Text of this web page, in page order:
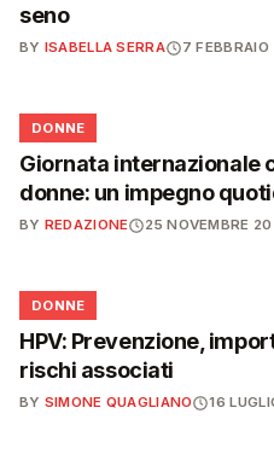
seno
BY ISABELLA SERRA 7
🌸
DONNE
Giornata internazionale
donne: un impegno
BY REDAZIONE 25 NOVEMBRE
🌸
DONNE
HPV: Prevenzione,
rischi associati
BY SIMONE QUAGLIANO 16